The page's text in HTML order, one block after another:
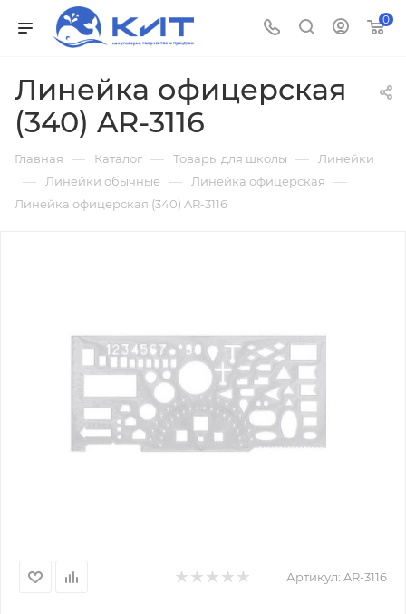
0
Линейка офицерская
(340) AR-3116
Главная — Каталог — Товары для школы — Линейки
— Линейки обычные — Линейка офицерская —
Линейка офицерская (340) AR-3116
Артикул: AR-3116